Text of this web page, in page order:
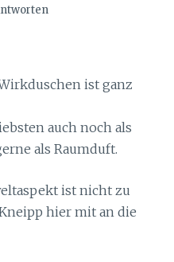
ist ganz
auch noch als
als Raumduft.
ist nicht zu
hier mit an die